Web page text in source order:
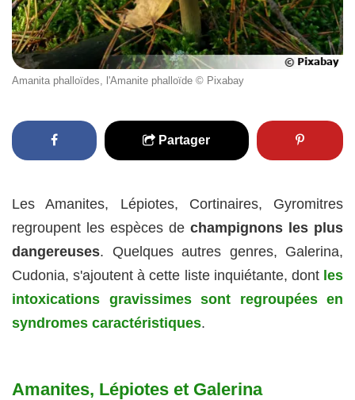
Amanita phalloïdes, l'Amanite phalloïde © Pixabay
Partager
Les Amanites, Lépiotes, Cortinaires, Gyromitres
regroupent les espèces de champignons les plus
dangereuses. Quelques autres genres, Galerina,
Cudonia, s'ajoutent à cette liste inquiétante, dont les
intoxications gravissimes sont regroupées en
syndromes caractéristiques.
Amanites, Lépiotes et Galerina